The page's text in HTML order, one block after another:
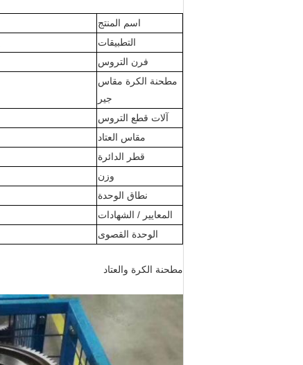
اسم المنتج
التطبيقات
فرن التروس
مطحنة الكرة مقاس
جير
آلات قطع التروس
مقاس العتاد
قطر الدائرة
وزن
نطاق الوحدة
المعايير / الشهادات
الوحدة القصوى
مطحنة الكرة والعتاد